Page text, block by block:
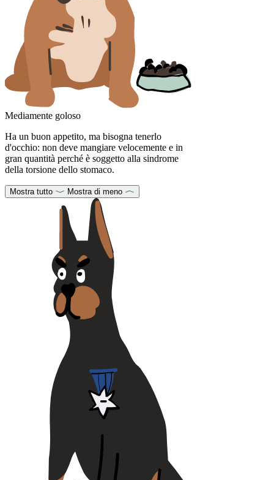
Mediamente goloso
Ha un buon appetito, ma bisogna tenerlo
d'occhio: non deve mangiare velocemente e in
gran quantità perché è soggetto alla sindrome
della torsione dello stomaco.
Mostra tutto Mostra di meno